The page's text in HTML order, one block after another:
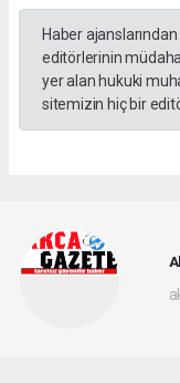
Haber
editörlerinin
yer alan hukuki
sitemizin hiç bir